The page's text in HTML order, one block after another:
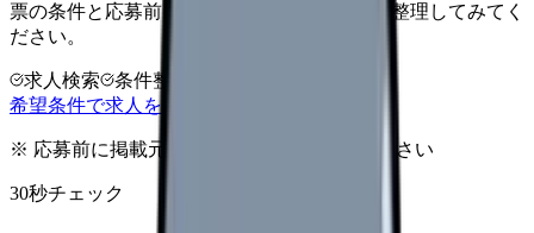
票の条件と応募前に確認したい不安を分けて整理してみてく
ださい。
求人検索 条件整理
希望条件で求人を探す
※ 応募前に掲載元の最新情報を確認してください
30秒チェック